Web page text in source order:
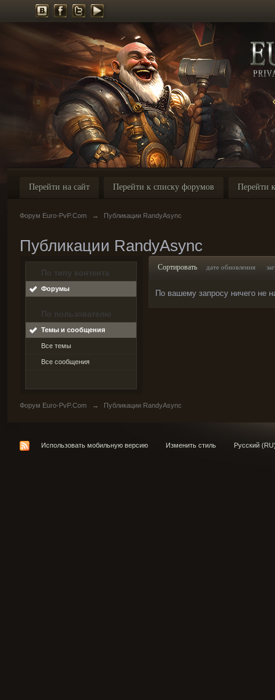
Перейти на сайт Перейти к списку форумов Перейти
Форум Euro-PvP.Com → Публикации RandyAsync
Публикации RandyAsync
По типу контента
Форумы
По пользователю
Темы и сообщения
Все темы
Все сообщения
Сортировать дате обновления
По вашему запросу ничего не
Форум Euro-PvP.Com → Публикации RandyAsync
Использовать мобильную версию Изменить стиль Русский